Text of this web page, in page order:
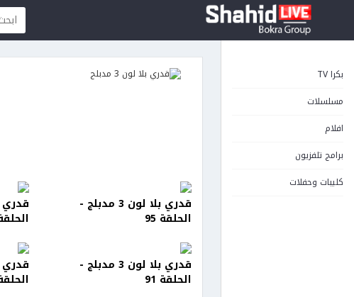
بكرا TV
مسلسلات
افلام
برامج تلفزيون
كليبات وحفلات
قدري بلا لون 3 مدبلج -
الحلقة 95 الحلقة
قدري بلا لون 3 مدبلج -
الحلقة 91 الحلقة